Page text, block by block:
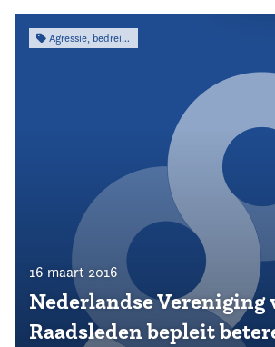
Agressie, bedreiging & intimidatie
16 maart 2016
Nederlandse Vereniging
Raadsleden bepleit